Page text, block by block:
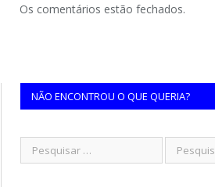
Os comentários estão fechados.
NÃO ENCONTROU O QUE QUERIA?